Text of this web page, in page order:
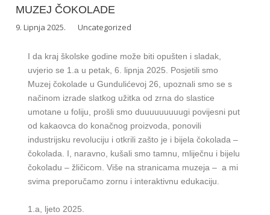
MUZEJ ČOKOLADE
9. Lipnja 2025. Uncategorized
I da kraj školske godine može biti opušten i sladak,
uvjerio se 1.a u petak, 6. lipnja 2025. Posjetili smo
Muzej čokolade u Gundulićevoj 26, upoznali smo se s
načinom izrade slatkog užitka od zrna do slastice
umotane u foliju, prošli smo duuuuuuuuugi povijesni put
od kakaovca do konačnog proizvoda, ponovili
industrijsku revoluciju i otkrili zašto je i bijela čokolada –
čokolada. I, naravno, kušali smo tamnu, mliječnu i bijelu
čokoladu – žličicom. Više nastranicama muzeja – a mi
svima preporučamo zornu i interaktivnu edukaciju.
1.a, ljeto 2025.